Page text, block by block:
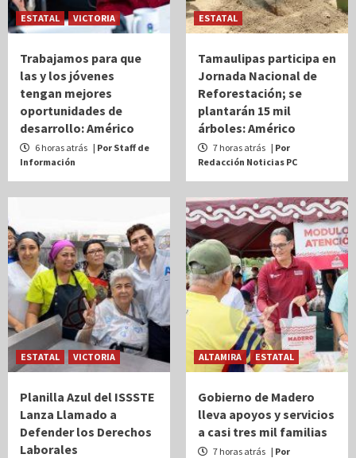
ESTATAL VICTORIA
Trabajamos para que
las y los jóvenes
tengan mejores
oportunidades de
desarrollo: Américo
6 horas atrás | Por Staff de
Información
ESTATAL
Tamaulipas participa en
Jornada Nacional de
Reforestación; se
plantarán 15 mil
árboles: Américo
7 horas atrás | Por
Redacción Noticias PC
ESTATAL VICTORIA
Planilla Azul del ISSSTE
Lanza Llamado a
Defender los Derechos
Laborales
ALTAMIRA ESTATAL
Gobierno de Madero
lleva apoyos y servicios
a casi tres mil familias
7 horas atrás | Por